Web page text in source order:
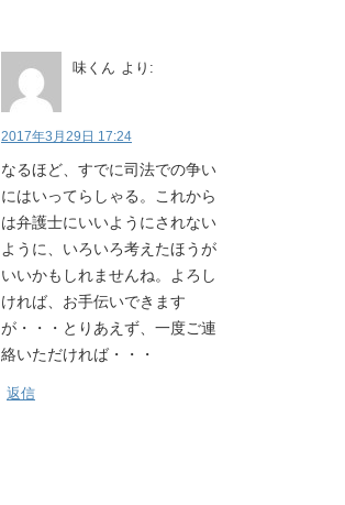
味くん より:
2017年3月29日 17:24
なるほど、すでに司法での争い
にはいってらしゃる。これから
は弁護士にいいようにされない
ように、いろいろ考えたほうが
いいかもしれませんね。よろし
ければ、お手伝いできます
が・・・とりあえず、一度ご連
絡いただければ・・・
返信